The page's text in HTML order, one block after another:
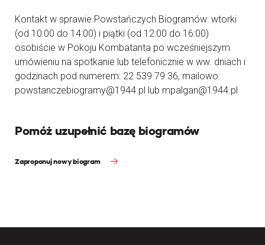
Kontakt w sprawie Powstańczych Biogramów: wtorki
(od 10:00 do 14:00) i piątki (od 12:00 do 16:00)
osobiście w Pokoju Kombatanta po wcześniejszym
umówieniu na spotkanie lub telefonicznie w ww. dniach i
godzinach pod numerem: 22 539 79 36, mailowo:
powstanczebiogramy@1944.pl lub mpalgan@1944.pl
Pomóż uzupełnić bazę biogramów
Zaproponuj nowy biogram